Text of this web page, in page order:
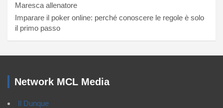
Maresca allenatore
Imparare il poker online: perché conoscere le regole è solo
il primo passo
Network MCL Media
Il Dunque